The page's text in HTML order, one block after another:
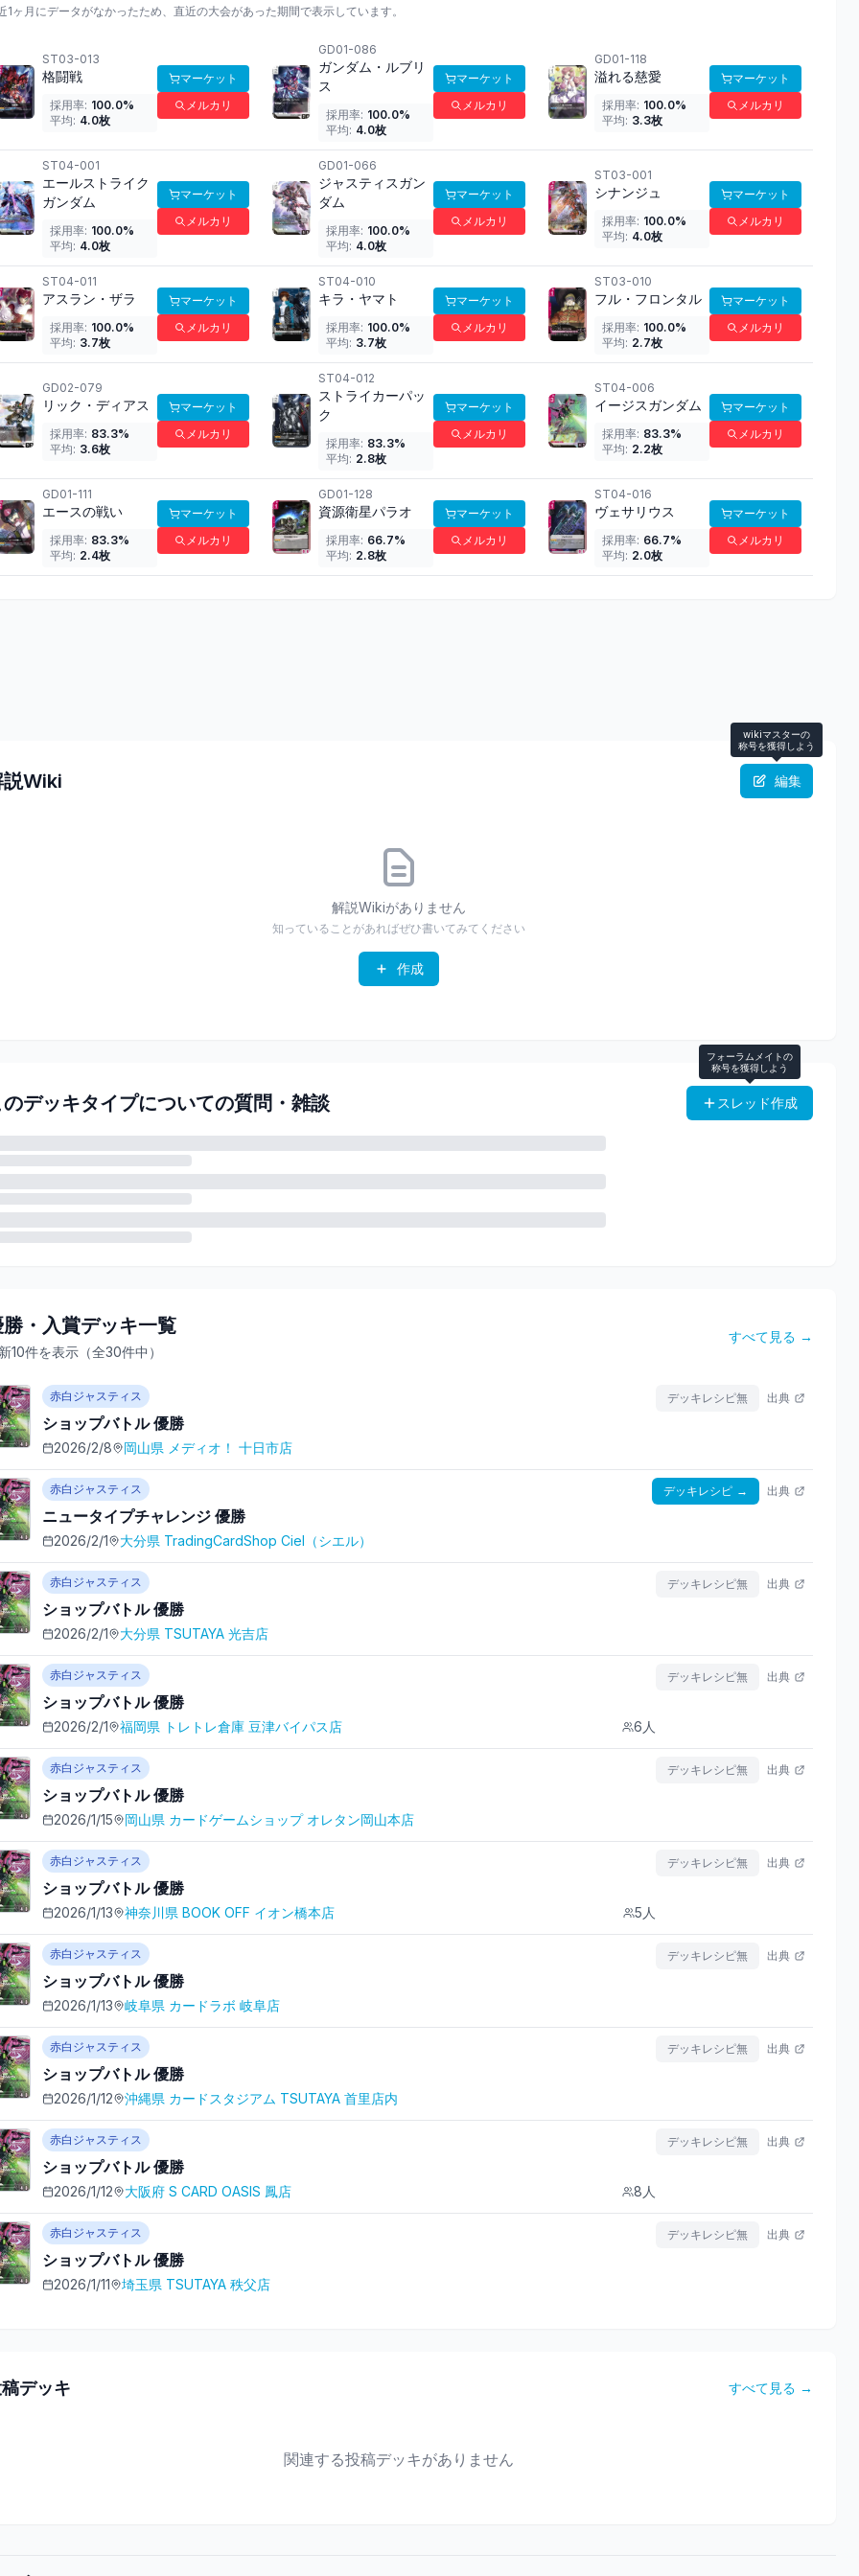
1ヶ月にデータがなかったため、直近の大会があった期間で表示しています。
ST03-013
格闘戦
採用率: 100.0%
平均: 4.0枚
マーケット
メルカリ
GD01-086
ガンダム・ルブリ
ス
採用率: 100.0%
平均: 4.0枚
マーケット
メルカリ
GD01-118
溢れる慈愛
採用率: 100.0%
平均: 3.3枚
マーケット
メルカリ
ST04-001
エールストライク
ガンダム
採用率: 100.0%
平均: 4.0枚
マーケット
メルカリ
GD01-066
ジャスティスガン
ダム
採用率: 100.0%
平均: 4.0枚
マーケット
メルカリ
ST03-001
シナンジュ
採用率: 100.0%
平均: 4.0枚
マーケット
メルカリ
ST04-011
アスラン・ザラ
採用率: 100.0%
平均: 3.7枚
マーケット
メルカリ
ST04-010
キラ・ヤマト
採用率: 100.0%
平均: 3.7枚
マーケット
メルカリ
ST03-010
フル・フロンタル
採用率: 100.0%
平均: 2.7枚
マーケット
メルカリ
GD02-079
リック・ディアス
採用率: 83.3%
平均: 3.6枚
マーケット
メルカリ
ST04-012
ストライカーパッ
ク
採用率: 83.3%
平均: 2.8枚
マーケット
メルカリ
ST04-006
イージスガンダム
採用率: 83.3%
平均: 2.2枚
マーケット
メルカリ
GD01-111
エースの戦い
採用率: 83.3%
平均: 2.4枚
マーケット
メルカリ
GD01-128
資源衛星パラオ
採用率: 66.7%
平均: 2.8枚
マーケット
メルカリ
ST04-016
ヴェサリウス
採用率: 66.7%
平均: 2.0枚
マーケット
メルカリ
説Wiki
wikiマスターの
称号を獲得しよう
編集
解説Wikiがありません
知っていることがあればぜひ書いてみてください
作成
デッキタイプについての質問・雑談
フォーラムメイトの
称号を獲得しよう
スレッド作成
・入賞デッキ一覧
10件を表示（全30件中）
すべて見る →
赤白ジャスティス
ショップバトル 優勝
2026/2/8 岡山県 メディオ！ 十日市店
デッキレシピ無 出典
赤白ジャスティス
ニュータイプチャレンジ 優勝
2026/2/1 大分県 TradingCardShop Ciel（シエル）
デッキレシピ → 出典
赤白ジャスティス
ショップバトル 優勝
2026/2/1 大分県 TSUTAYA 光吉店
デッキレシピ無 出典
赤白ジャスティス
ショップバトル 優勝
2026/2/1 福岡県 トレトレ倉庫 豆津バイパス店 6 人
デッキレシピ無 出典
赤白ジャスティス
ショップバトル 優勝
2026/1/15 岡山県 カードゲームショップ オレタン岡山本店
デッキレシピ無 出典
赤白ジャスティス
ショップバトル 優勝
2026/1/13 神奈川県 BOOK OFF イオン橋本店 5 人
デッキレシピ無 出典
赤白ジャスティス
ショップバトル 優勝
2026/1/13 岐阜県 カードラボ 岐阜店
デッキレシピ無 出典
赤白ジャスティス
ショップバトル 優勝
2026/1/12 沖縄県 カードスタジアム TSUTAYA 首里店内
デッキレシピ無 出典
赤白ジャスティス
ショップバトル 優勝
2026/1/12 大阪府 S CARD OASIS 鳳店 8 人
デッキレシピ無 出典
赤白ジャスティス
ショップバトル 優勝
2026/1/11 埼玉県 TSUTAYA 秩父店
デッキレシピ無 出典
デッキ すべて見る →
関連する投稿デッキがありません